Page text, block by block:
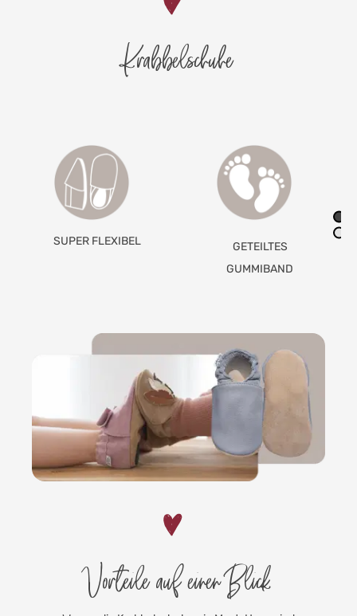
Krabbelschuhe
GETEILTES
RUTSCHFESTE
Vorteile auf einen Blick